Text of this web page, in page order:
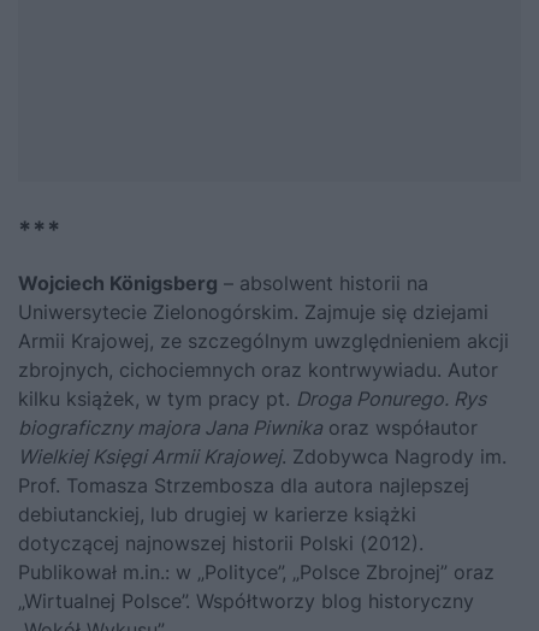
***
Wojciech Königsberg – absolwent historii na
Uniwersytecie Zielonogórskim. Zajmuje się dziejami
Armii Krajowej, ze szczególnym uwzględnieniem akcji
zbrojnych, cichociemnych oraz kontrwywiadu. Autor
kilku książek, w tym pracy pt. Droga Ponurego. Rys
biograficzny majora Jana Piwnika oraz współautor
Wielkiej Księgi Armii Krajowej. Zdobywca Nagrody im.
Prof. Tomasza Strzembosza dla autora najlepszej
debiutanckiej, lub drugiej w karierze książki
dotyczącej najnowszej historii Polski (2012).
Publikował m.in.: w „Polityce”, „Polsce Zbrojnej” oraz
„Wirtualnej Polsce”. Współtworzy blog historyczny